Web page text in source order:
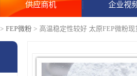
供应商机 企业视
> FEP微粉 > 高温稳定性较好 太原FEP微粉